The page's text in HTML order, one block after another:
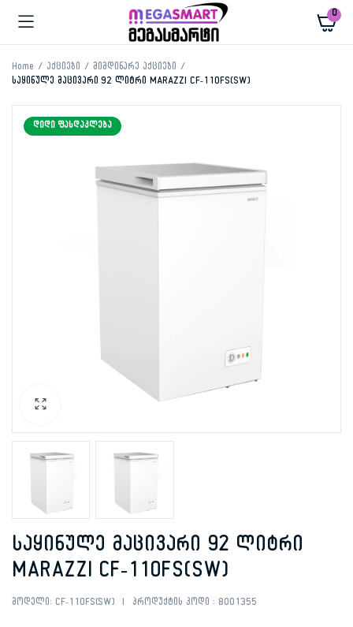
0
Home აქციები
მიმდინარე აქციები
საყინულე მაცივარი 92 ლიტრი MARAZZI CF-110FS(SW)
ᲓᲘᲓᲘ ᲤᲐᲡᲓᲐᲙᲚᲔᲑᲐ
საყინულე მაცივარი 92 ლიტრი
MARAZZI CF-110FS(SW)
მოდელი: CF-110FS(SW) პროდუქტის კოდი : 8001355